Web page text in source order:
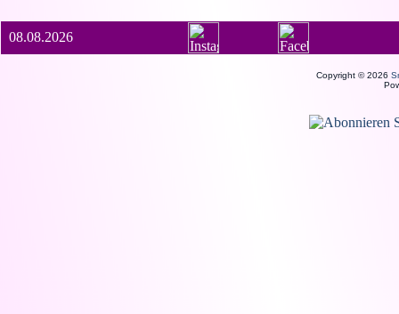
08.08.2026
Copyright © 2026